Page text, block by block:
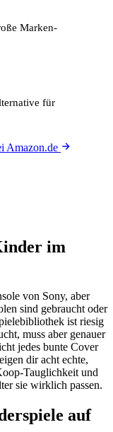
Marken-
für
Amazon.de
im
von Sony, aber
sind gebraucht oder
ist riesig
muss aber genauer
jedes bunte Cover
dir acht echte,
Tauglichkeit und
sie wirklich passen.
auf